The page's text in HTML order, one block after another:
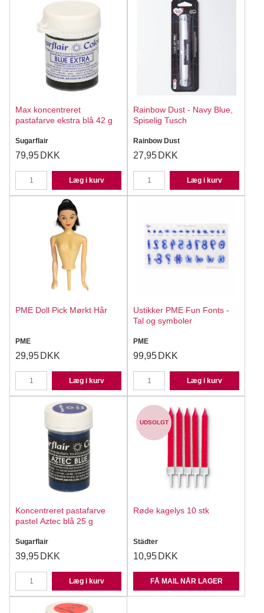
Max koncentreret
pastafarve ekstra blå 42 g
Sugarflair
79,95 DKK
Læg i kurv
Rainbow Dust - Navy Blue,
Spiselig Tusch
Rainbow Dust
27,95 DKK
Læg i kurv
PME Doll Pick Mørkt Hår
PME
29,95 DKK
Læg i kurv
Ustikker PME Fun Fonts -
Tal og symboler
PME
99,95 DKK
Læg i kurv
Koncentreret pastafarve
pastel Aztec blå 25 g
Sugarflair
39,95 DKK
Læg i kurv
UDSOLGT
Røde kagelys 10 stk
Städter
10,95 DKK
FÅ MAIL NÅR LAGER